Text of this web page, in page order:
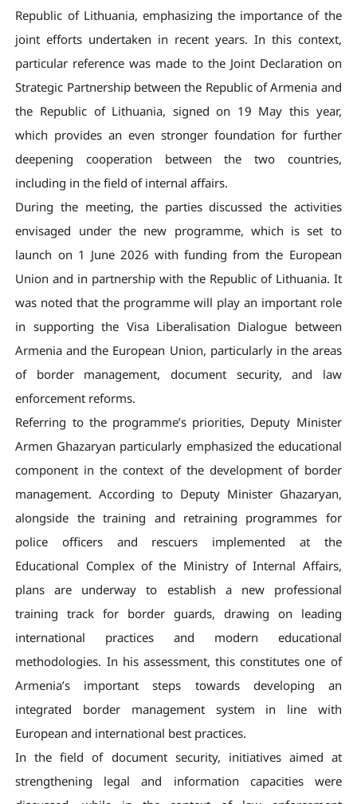
Republic of Lithuania, emphasizing the importance of the
joint efforts undertaken in recent years. In this context,
particular reference was made to the Joint Declaration on
Strategic Partnership between the Republic of Armenia and
the Republic of Lithuania, signed on 19 May this year,
which provides an even stronger foundation for further
deepening cooperation between the two countries,
including in the field of internal affairs.
During the meeting, the parties discussed the activities
envisaged under the new programme, which is set to
launch on 1 June 2026 with funding from the European
Union and in partnership with the Republic of Lithuania. It
was noted that the programme will play an important role
in supporting the Visa Liberalisation Dialogue between
Armenia and the European Union, particularly in the areas
of border management, document security, and law
enforcement reforms.
Referring to the programme’s priorities, Deputy Minister
Armen Ghazaryan particularly emphasized the educational
component in the context of the development of border
management. According to Deputy Minister Ghazaryan,
alongside the training and retraining programmes for
police officers and rescuers implemented at the
Educational Complex of the Ministry of Internal Affairs,
plans are underway to establish a new professional
training track for border guards, drawing on leading
international practices and modern educational
methodologies. In his assessment, this constitutes one of
Armenia’s important steps towards developing an
integrated border management system in line with
European and international best practices.
In the field of document security, initiatives aimed at
strengthening legal and information capacities were